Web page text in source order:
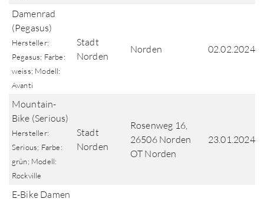
Damenrad
(Pegasus)
Hersteller:
Pegasus; Farbe:
weiss; Modell:
Avanti
Stadt
Norden
Norden 02.02.2024
Mountain-
Bike (Serious)
Hersteller:
Serious; Farbe:
grün; Modell:
Rockville
Stadt
Norden
Rosenweg 16,
26506 Norden
OT Norden
23.01.2024
E-Bike Damen